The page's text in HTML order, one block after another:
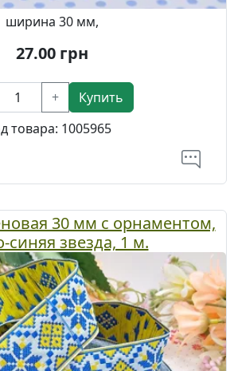
ширина 30 мм,
27.00грн
+
Купить
товара: 1005965
30 мм с орнаментом,
синяя звезда, 1 м.